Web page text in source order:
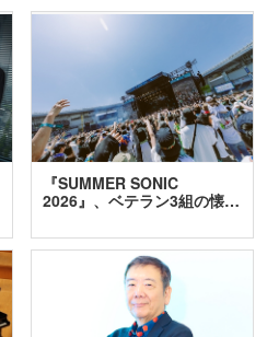
『SUMMER SONIC
2026』、ベテラン3組の懐…